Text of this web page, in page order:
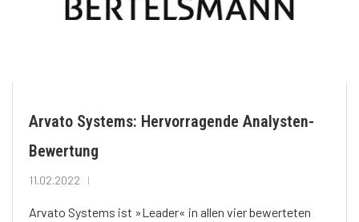
Arvato Systems: Hervorragende Analysten-
Bewertung
11.02.2022
Arvato Systems ist »Leader« in allen vier bewerteten